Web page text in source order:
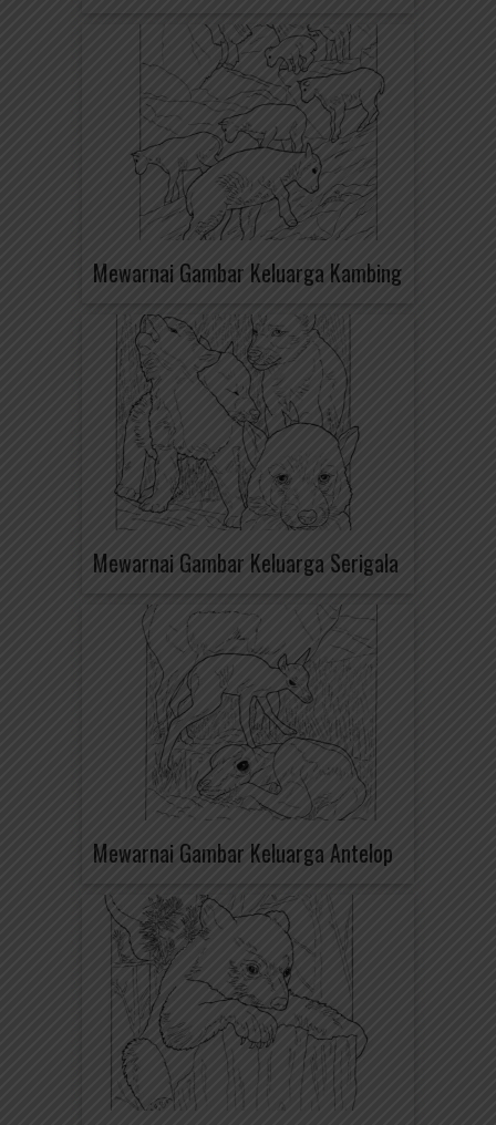
Mewarnai Gambar Keluarga Kambing
Mewarnai Gambar Keluarga Serigala
Mewarnai Gambar Keluarga Antelop